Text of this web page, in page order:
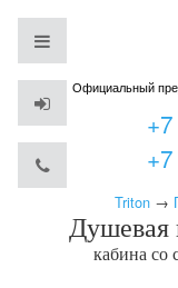
Официальный
Triton →
Душевая
кабина со